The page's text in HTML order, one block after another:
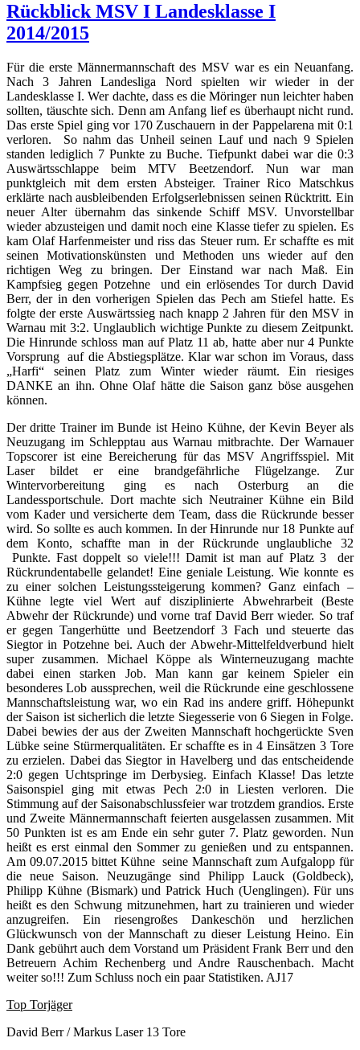
Rückblick MSV I Landesklasse I
2014/2015
Für die erste Männermannschaft des MSV war es ein Neuanfang.
Nach 3 Jahren Landesliga Nord spielten wir wieder in der
Landesklasse I. Wer dachte, dass es die Möringer nun leichter haben
sollten, täuschte sich. Denn am Anfang lief es überhaupt nicht rund.
Das erste Spiel ging vor 170 Zuschauern in der Pappelarena mit 0:1
verloren. So nahm das Unheil seinen Lauf und nach 9 Spielen
standen lediglich 7 Punkte zu Buche. Tiefpunkt dabei war die 0:3
Auswärtsschlappe beim MTV Beetzendorf. Nun war man
punktgleich mit dem ersten Absteiger. Trainer Rico Matschkus
erklärte nach ausbleibenden Erfolgserlebnissen seinen Rücktritt. Ein
neuer Alter übernahm das sinkende Schiff MSV. Unvorstellbar
wieder abzusteigen und damit noch eine Klasse tiefer zu spielen. Es
kam Olaf Harfenmeister und riss das Steuer rum. Er schaffte es mit
seinen Motivationskünsten und Methoden uns wieder auf den
richtigen Weg zu bringen. Der Einstand war nach Maß. Ein
Kampfsieg gegen Potzehne und ein erlösendes Tor durch David
Berr, der in den vorherigen Spielen das Pech am Stiefel hatte. Es
folgte der erste Auswärtssieg nach knapp 2 Jahren für den MSV in
Warnau mit 3:2. Unglaublich wichtige Punkte zu diesem Zeitpunkt.
Die Hinrunde schloss man auf Platz 11 ab, hatte aber nur 4 Punkte
Vorsprung auf die Abstiegsplätze. Klar war schon im Voraus, dass
„Harfi“ seinen Platz zum Winter wieder räumt. Ein riesiges
DANKE an ihn. Ohne Olaf hätte die Saison ganz böse ausgehen
können.
Der dritte Trainer im Bunde ist Heino Kühne, der Kevin Beyer als
Neuzugang im Schlepptau aus Warnau mitbrachte. Der Warnauer
Topscorer ist eine Bereicherung für das MSV Angriffsspiel. Mit
Laser bildet er eine brandgefährliche Flügelzange. Zur
Wintervorbereitung ging es nach Osterburg an die
Landessportschule. Dort machte sich Neutrainer Kühne ein Bild
vom Kader und versicherte dem Team, dass die Rückrunde besser
wird. So sollte es auch kommen. In der Hinrunde nur 18 Punkte auf
dem Konto, schaffte man in der Rückrunde unglaubliche 32
Punkte. Fast doppelt so viele!!! Damit ist man auf Platz 3 der
Rückrundentabelle gelandet! Eine geniale Leistung. Wie konnte es
zu einer solchen Leistungssteigerung kommen? Ganz einfach –
Kühne legte viel Wert auf disziplinierte Abwehrarbeit (Beste
Abwehr der Rückrunde) und vorne traf David Berr wieder. So traf
er gegen Tangerhütte und Beetzendorf 3 Fach und steuerte das
Siegtor in Potzehne bei. Auch der Abwehr-Mittelfeldverbund hielt
super zusammen. Michael Köppe als Winterneuzugang machte
dabei einen starken Job. Man kann gar keinem Spieler ein
besonderes Lob aussprechen, weil die Rückrunde eine geschlossene
Mannschaftsleistung war, wo ein Rad ins andere griff. Höhepunkt
der Saison ist sicherlich die letzte Siegesserie von 6 Siegen in Folge.
Dabei bewies der aus der Zweiten Mannschaft hochgerückte Sven
Lübke seine Stürmerqualitäten. Er schaffte es in 4 Einsätzen 3 Tore
zu erzielen. Dabei das Siegtor in Havelberg und das entscheidende
2:0 gegen Uchtspringe im Derbysieg. Einfach Klasse! Das letzte
Saisonspiel ging mit etwas Pech 2:0 in Liesten verloren. Die
Stimmung auf der Saisonabschlussfeier war trotzdem grandios. Erste
und Zweite Männermannschaft feierten ausgelassen zusammen. Mit
50 Punkten ist es am Ende ein sehr guter 7. Platz geworden. Nun
heißt es erst einmal den Sommer zu genießen und zu entspannen.
Am 09.07.2015 bittet Kühne seine Mannschaft zum Aufgalopp für
die neue Saison. Neuzugänge sind Philipp Lauck (Goldbeck),
Philipp Kühne (Bismark) und Patrick Huch (Uenglingen). Für uns
heißt es den Schwung mitzunehmen, hart zu trainieren und wieder
anzugreifen. Ein riesengroßes Dankeschön und herzlichen
Glückwunsch von der Mannschaft zu dieser Leistung Heino. Ein
Dank gebührt auch dem Vorstand um Präsident Frank Berr und den
Betreuern Achim Rechenberg und Andre Rauschenbach. Macht
weiter so!!! Zum Schluss noch ein paar Statistiken. AJ17
Top Torjäger
David Berr / Markus Laser 13 Tore